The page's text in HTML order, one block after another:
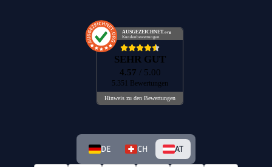
AUSGEZEICHNET .org
Kundenbewertungen
SEHR GUT
4.57 / 5.00
5.351 Bewertungen
Hinweis zu den Bewertungen
DE CH AT